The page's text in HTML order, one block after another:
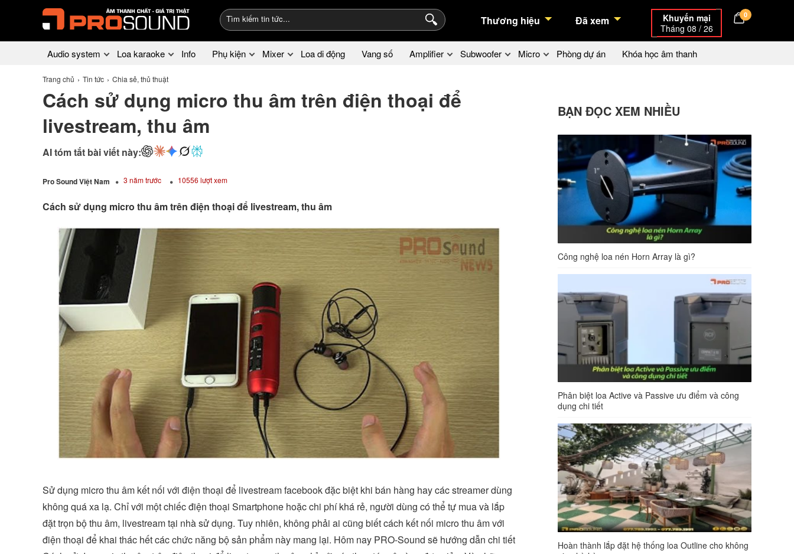
Thương hiệu Đã xem
Khuyến mại
Tháng 08 / 26
0
Audio system Loa karaoke Info Phụ kiện Mixer Loa di động Vang số Amplifier Subwoofer Micro Phòng dự án Khóa học âm thanh
Trang chủ Tin tức Chia sẻ, thủ thuật
Cách sử dụng micro thu âm trên điện thoại để
livestream, thu âm
AI tóm tắt bài viết này:
Pro Sound Việt Nam 3 năm trước 10556 lượt xem
Cách sử dụng micro thu âm trên điện thoại để livestream, thu âm
Sử dụng micro thu âm kết nối với điện thoại để livestream facebook đặc biệt khi bán hàng hay các streamer dùng
không quá xa lạ. Chỉ với một chiếc điện thoại Smartphone hoặc chi phí khá rẻ, người dùng có thể tự mua và lắp
đặt trọn bộ thu âm, livestream tại nhà sử dụng. Tuy nhiên, không phải ai cũng biết cách kết nối micro thu âm với
điện thoại để khai thác hết các chức năng bộ sản phẩm này mang lại. Hôm nay PRO-Sound sẽ hướng dẫn chi tiết
BẠN ĐỌC XEM NHIỀU
Công nghệ loa nén Horn Array là gì?
Phân biệt loa Active và Passive ưu điểm và công
dụng chi tiết
Hoàn thành lắp đặt hệ thống loa Outline cho không